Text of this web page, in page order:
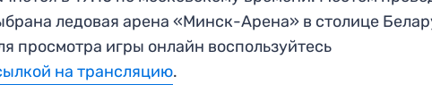
ледовая арена «Минск-Арена» в столице
просмотра игры онлайн воспользуйтесь
на трансляцию.